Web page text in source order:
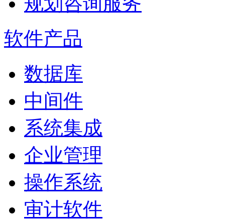
软件产品
数据库
中间件
系统集成
企业管理
操作系统
审计软件